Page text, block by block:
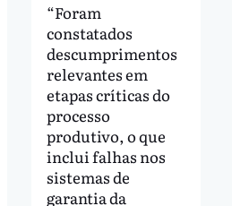
“Foram
constatados
descumprimentos
relevantes em
etapas críticas do
processo
produtivo, o que
inclui falhas nos
sistemas de
garantia da